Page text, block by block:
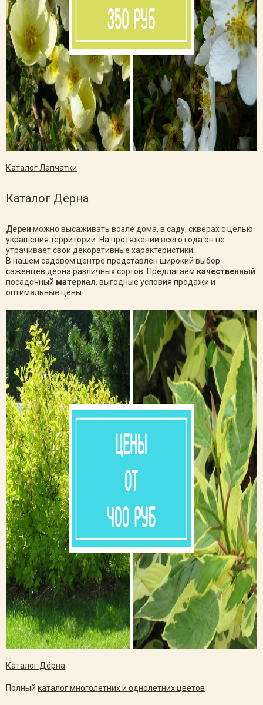
Каталог Лапчатки
Каталог Дёрна
Дерен можно высаживать возле дома, в саду, скверах с целью
украшения территории. На протяжении всего года он не
утрачивает свои декоративные характеристики.
В нашем садовом центре представлен широкий выбор
саженцев дерна различных сортов. Предлагаем качественный
посадочный материал, выгодные условия продажи и
оптимальные цены.
Каталог Дёрна
Полный каталог многолетних и однолетних цветов